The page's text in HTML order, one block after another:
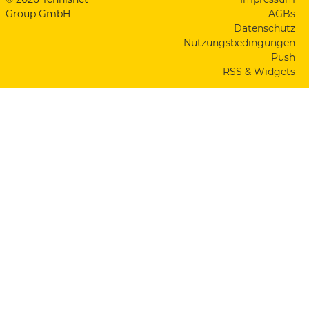
Group GmbH
AGBs
Datenschutz
Nutzungsbedingungen
Push
RSS & Widgets